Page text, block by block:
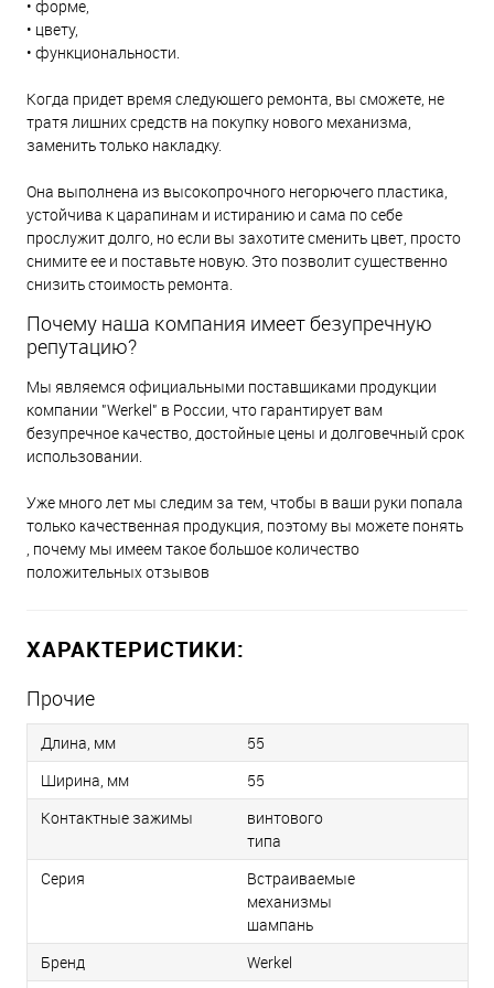
• форме,
• цвету,
• функциональности.
Когда придет время следующего ремонта, вы сможете, не
тратя лишних средств на покупку нового механизма,
заменить только накладку.
Она выполнена из высокопрочного негорючего пластика,
устойчива к царапинам и истиранию и сама по себе
прослужит долго, но если вы захотите сменить цвет, просто
снимите ее и поставьте новую. Это позволит существенно
снизить стоимость ремонта.
Почему наша компания имеет безупречную
репутацию?
Мы являемся официальными поставщиками продукции
компании "Werkel" в России, что гарантирует вам
безупречное качество, достойные цены и долговечный срок
использовании.
Уже много лет мы следим за тем, чтобы в ваши руки попала
только качественная продукция, поэтому вы можете понять
, почему мы имеем такое большое количество
положительных отзывов
ХАРАКТЕРИСТИКИ:
Прочие
Длина, мм
55
Ширина, мм
55
Контактные зажимы
винтового
типа
Серия
Встраиваемые
механизмы
шампань
Бренд
Werkel